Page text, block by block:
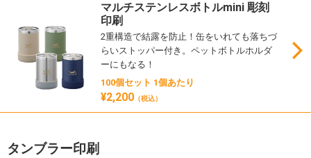
マルチステンレスボトルmini 彫刻
印刷
2重構造で結露を防止！缶をいれても落ちづ
らいストッパー付き。ペットボトルホルダ
ーにもなる！
100個セット 1個あたり
¥2,200 （税込）
タンブラー印刷